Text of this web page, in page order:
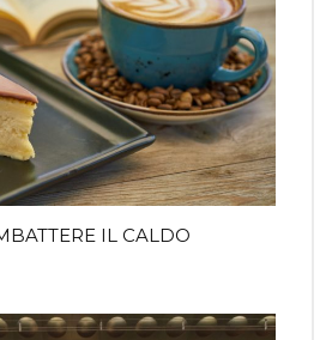
IL CALDO